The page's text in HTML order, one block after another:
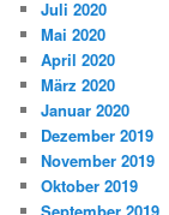
Juli 2020
Mai 2020
April 2020
März 2020
Januar 2020
Dezember 2019
November 2019
Oktober 2019